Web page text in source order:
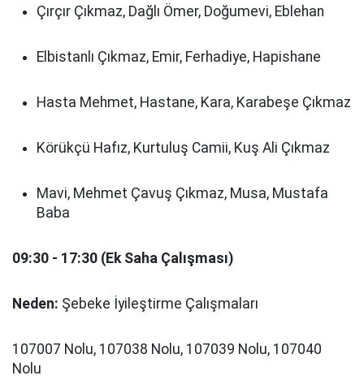
Çırçır Çıkmaz, Dağlı Ömer, Doğumevi, Eblehan
Elbistanlı Çıkmaz, Emir, Ferhadiye, Hapishane
Hasta Mehmet, Hastane, Kara, Karabeşe Çıkmaz
Körükçü Hafız, Kurtuluş Camii, Kuş Ali Çıkmaz
Mavi, Mehmet Çavuş Çıkmaz, Musa, Mustafa
Baba
09:30 - 17:30 (Ek Saha Çalışması)
Neden: Şebeke İyileştirme Çalışmaları
107007 Nolu, 107038 Nolu, 107039 Nolu, 107040
Nolu